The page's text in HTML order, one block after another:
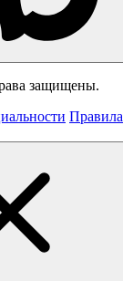
защищены.
Правила